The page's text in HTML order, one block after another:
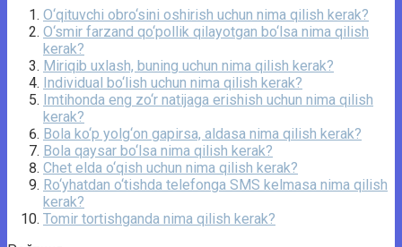
O‘qituvchi obro‘sini oshirish uchun nima qilish kerak?
O‘smir farzand qo‘pollik qilayotgan bo‘lsa nima qilish
kerak?
Miriqib uxlash, buning uchun nima qilish kerak?
Individual bo‘lish uchun nima qilish kerak?
Imtihonda eng zo‘r natijaga erishish uchun nima qilish
kerak?
Bola ko‘p yolg‘on gapirsa, aldasa nima qilish kerak?
Bola qaysar bo‘lsa nima qilish kerak?
Chet elda o‘qish uchun nima qilish kerak?
Ro‘yhatdan o‘tishda telefonga SMS kelmasa nima qilish
kerak?
Tomir tortishganda nima qilish kerak?